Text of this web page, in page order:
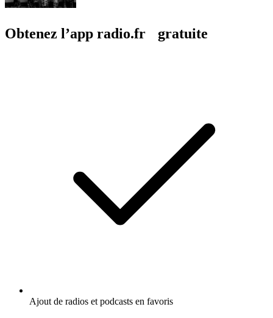
Obtenez l’app radio.fr gratuite
Ajout de radios et podcasts en favoris